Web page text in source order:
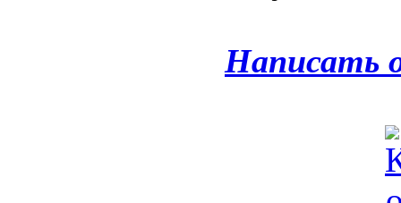
Написать